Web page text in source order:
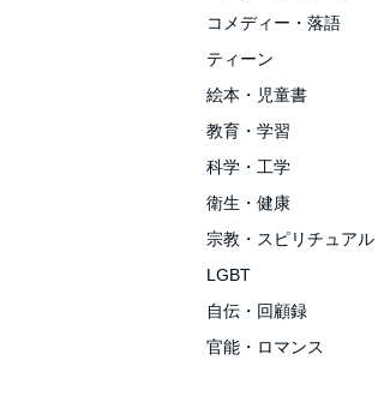
コメディー・落語
ティーン
絵本・児童書
教育・学習
科学・工学
衛生・健康
宗教・スピリチュアル
LGBT
自伝・回顧録
官能・ロマンス